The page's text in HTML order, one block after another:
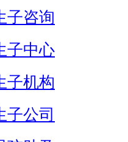
子咨询
子中心
子机构
子公司